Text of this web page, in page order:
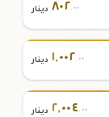
٨٠٢.٠٠ دينار
١,٠٠٢.٠٠ دينار
٢,٠٠٤.٠٠ دينار